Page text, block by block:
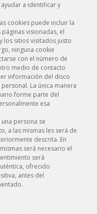
a identificar y
cookies puede incluir la
visionadas, el
los sitios visitados justo
ninguna cookie
con el número de
medio de contacto
información del disco
La única manera
forme parte del
esa
persona se
a las mismas les será de
descrita. En
será necesario el
será
ofrecido
antes del